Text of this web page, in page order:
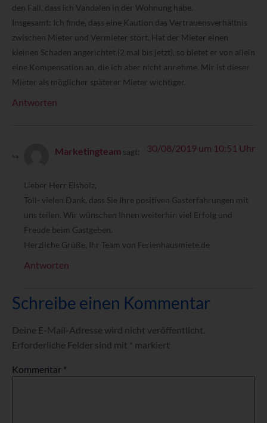
den Fall, dass ich Vandalen in der Wohnung habe.
Insgesamt: Ich finde, dass eine Kaution das Vertrauensverhältnis
zwischen Mieter und Vermieter stört. Hat der Mieter einen
kleinen Schaden angerichtet (2 mal bis jetzt), so bietet er von allein
eine Kompensation an, die ich aber nicht annehme. Mir ist dieser
Mieter als möglicher späterer Mieter wichtiger.
Antworten
Marketingteam sagt: 30/08/2019 um 10:51 Uhr
Lieber Herr Elsholz,
Toll- vielen Dank, dass Sie Ihre positiven Gasterfahrungen mit
uns teilen. Wir wünschen Ihnen weiterhin viel Erfolg und
Freude beim Gastgeben.
Herzliche Grüße, Ihr Team von Ferienhausmiete.de
Antworten
Schreibe einen Kommentar
Deine E-Mail-Adresse wird nicht veröffentlicht.
Erforderliche Felder sind mit * markiert
Kommentar *